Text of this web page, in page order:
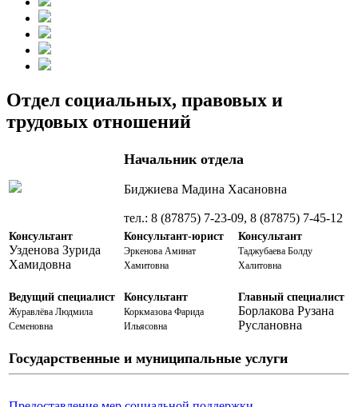
Отдел социальных, правовых и
трудовых отношений
Начальник отдела
Биджиева Мадина Хасановна
тел.: 8 (87875) 7-23-09, 8 (87875) 7-45-12
Консультант
Узденова Зурида
Хамидовна
Консультант-юрист
Эркенова Аминат
Хамитовна
Консультант
Таджубаева Болду
Халитовна
Ведущий специалист
Журавлёва Людмила
Семеновна
Консультант
Коркмазова Фарида
Ильясовна
Главный специалист
Борлакова Рузана
Руслановна
Государственные и муниципальные услуги